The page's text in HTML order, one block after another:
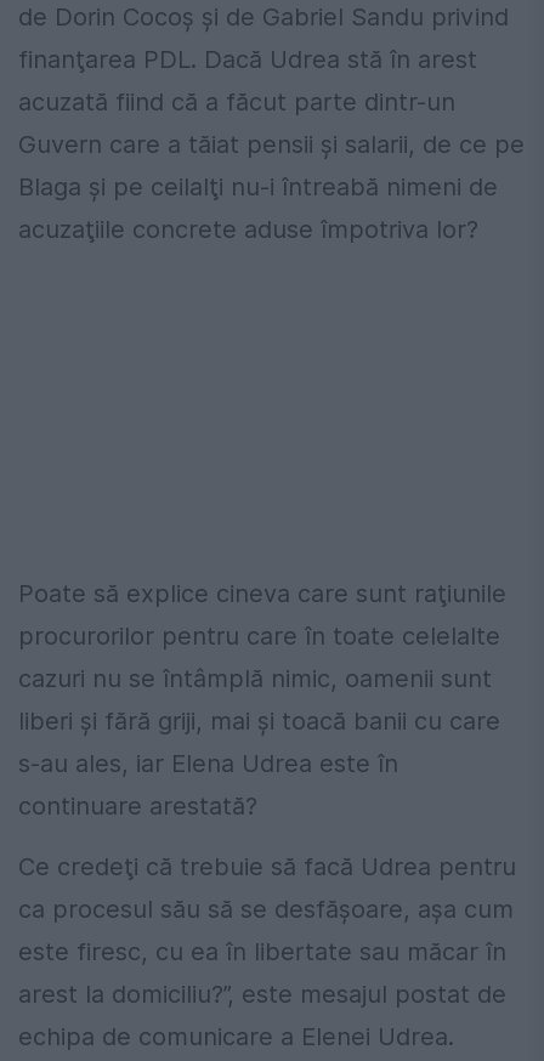
de Dorin Cocoş şi de Gabriel Sandu privind
finanţarea PDL. Dacă Udrea stă în arest
acuzată fiind că a făcut parte dintr-un
Guvern care a tăiat pensii şi salarii, de ce pe
Blaga şi pe ceilalţi nu-i întreabă nimeni de
acuzaţiile concrete aduse împotriva lor?
Poate să explice cineva care sunt raţiunile
procurorilor pentru care în toate celelalte
cazuri nu se întâmplă nimic, oamenii sunt
liberi şi fără griji, mai şi toacă banii cu care
s-au ales, iar Elena Udrea este în
continuare arestată?
Ce credeţi că trebuie să facă Udrea pentru
ca procesul său să se desfăşoare, aşa cum
este firesc, cu ea în libertate sau măcar în
arest la domiciliu?”, este mesajul postat de
echipa de comunicare a Elenei Udrea.